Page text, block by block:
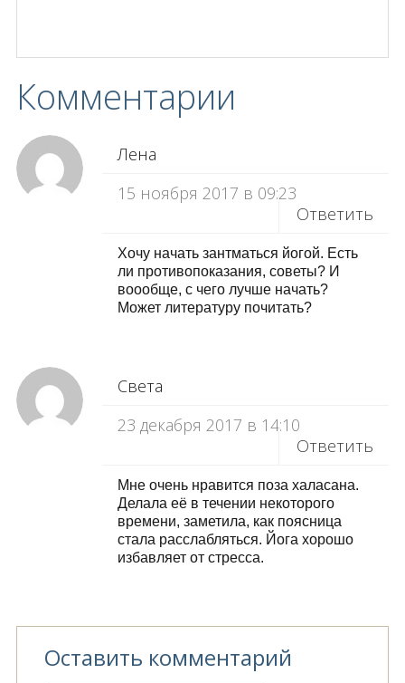
Комментарии
Лена
15 ноября 2017 в 09:23
Ответить
Хочу начать зантматься йогой. Есть
ли противопоказания, советы? И
воообще, с чего лучше начать?
Может литературу почитать?
Света
23 декабря 2017 в 14:10
Ответить
Мне очень нравится поза халасана.
Делала её в течении некоторого
времени, заметила, как поясница
стала расслабляться. Йога хорошо
избавляет от стресса.
Оставить комментарий